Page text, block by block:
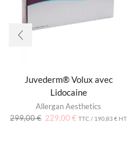
Juvederm® Volux avec
Lidocaine
Allergan Aesthetics
299,00€ 229,00 € TTC / 190,83€ HT